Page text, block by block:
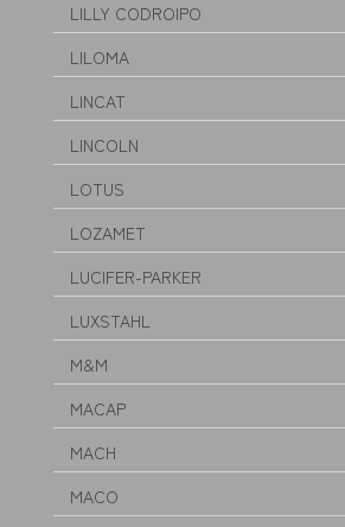
LILLY CODROIPO
LILOMA
LINCAT
LINCOLN
LOTUS
LOZAMET
LUCIFER-PARKER
LUXSTAHL
M&M
MACAP
MACH
MACO